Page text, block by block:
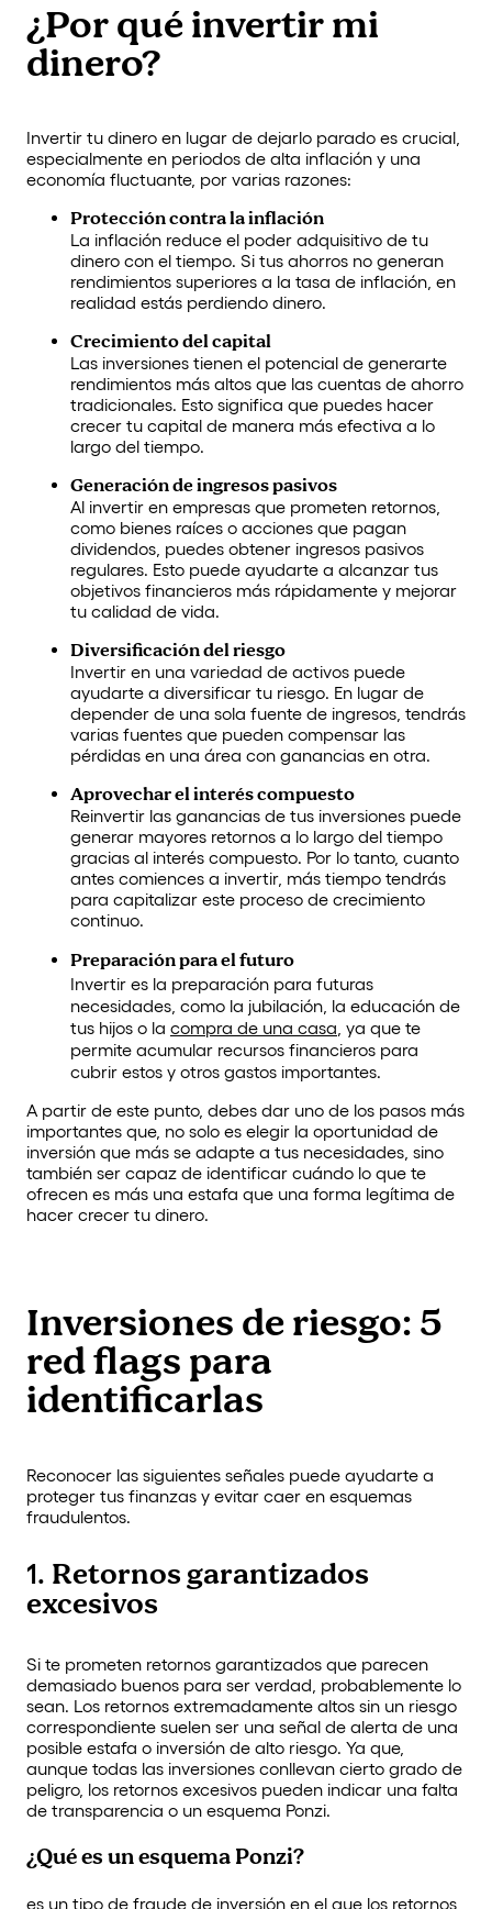
¿Por qué invertir mi
dinero?
Invertir tu dinero en lugar de dejarlo parado es crucial,
especialmente en periodos de alta inflación y una
economía fluctuante, por varias razones:
Protección contra la inflación
La inflación reduce el poder adquisitivo de tu
dinero con el tiempo. Si tus ahorros no generan
rendimientos superiores a la tasa de inflación, en
realidad estás perdiendo dinero.
Crecimiento del capital
Las inversiones tienen el potencial de generarte
rendimientos más altos que las cuentas de ahorro
tradicionales. Esto significa que puedes hacer
crecer tu capital de manera más efectiva a lo
largo del tiempo.
Generación de ingresos pasivos
Al invertir en empresas que prometen retornos,
como bienes raíces o acciones que pagan
dividendos, puedes obtener ingresos pasivos
regulares. Esto puede ayudarte a alcanzar tus
objetivos financieros más rápidamente y mejorar
tu calidad de vida.
Diversificación del riesgo
Invertir en una variedad de activos puede
ayudarte a diversificar tu riesgo. En lugar de
depender de una sola fuente de ingresos, tendrás
varias fuentes que pueden compensar las
pérdidas en una área con ganancias en otra.
Aprovechar el interés compuesto
Reinvertir las ganancias de tus inversiones puede
generar mayores retornos a lo largo del tiempo
gracias al interés compuesto. Por lo tanto, cuanto
antes comiences a invertir, más tiempo tendrás
para capitalizar este proceso de crecimiento
continuo.
Preparación para el futuro
Invertir es la preparación para futuras
necesidades, como la jubilación, la educación de
tus hijos o la compra de una casa , ya que te
permite acumular recursos financieros para
cubrir estos y otros gastos importantes.
A partir de este punto, debes dar uno de los pasos más
importantes que, no solo es elegir la oportunidad de
inversión que más se adapte a tus necesidades, sino
también ser capaz de identificar cuándo lo que te
ofrecen es más una estafa que una forma legítima de
hacer crecer tu dinero.
Inversiones de riesgo: 5
red flags para
identificarlas
Reconocer las siguientes señales puede ayudarte a
proteger tus finanzas y evitar caer en esquemas
fraudulentos.
1. Retornos garantizados
excesivos
Si te prometen retornos garantizados que parecen
demasiado buenos para ser verdad, probablemente lo
sean. Los retornos extremadamente altos sin un riesgo
correspondiente suelen ser una señal de alerta de una
posible estafa o inversión de alto riesgo. Ya que,
aunque todas las inversiones conllevan cierto grado de
peligro, los retornos excesivos pueden indicar una falta
de transparencia o un esquema Ponzi.
¿Qué es un esquema Ponzi?
es un tipo de fraude de inversión en el que los retornos